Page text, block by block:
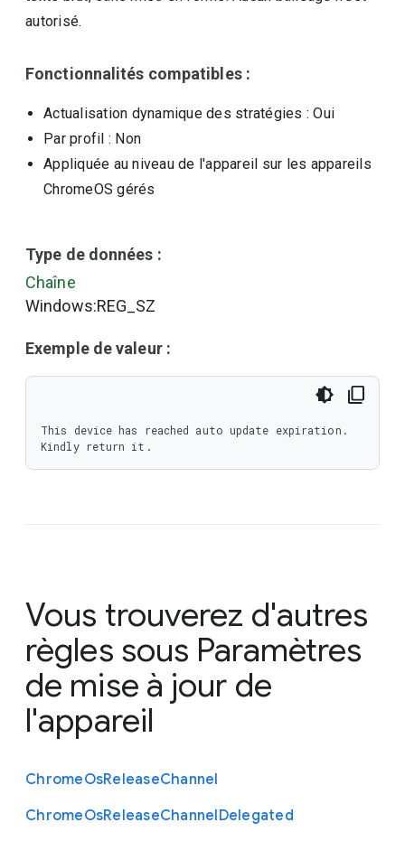
autorisé.
Fonctionnalités compatibles :
Actualisation dynamique des stratégies : Oui
Par profil : Non
Appliquée au niveau de l'appareil sur les appareils
ChromeOS gérés
Type de données :
Chaîne
Windows:REG_SZ
Exemple de valeur :
This device has reached auto update expiration.
Kindly return it.
Vous trouverez d'autres
règles sous Paramètres
de mise à jour de
l'appareil
ChromeOsReleaseChannel
ChromeOsReleaseChannelDelegated